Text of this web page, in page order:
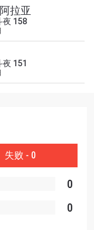
拉亚
夜 158
夜 151
失败 - 0
0
0
册获得权限了
机遇获得直播
示您同意我们
露您的信息。